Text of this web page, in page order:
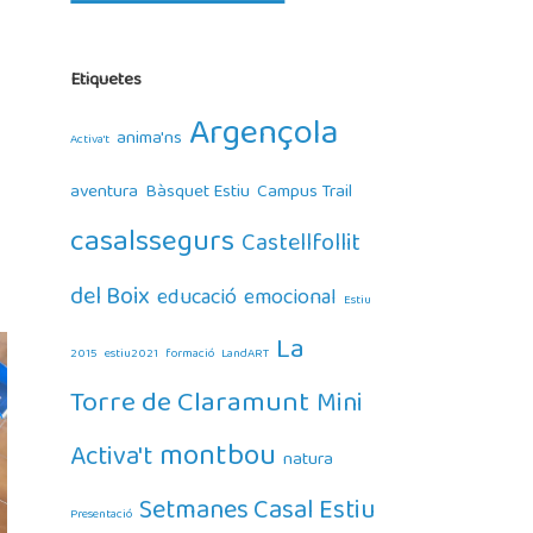
Etiquetes
Activa't anima'ns Argençola
aventura Bàsquet Estiu Campus Trail
casalssegursCastellfollit
del Boixeducacióemocional Estiu
2015 estiu2021 formació LandART La
Torre de ClaramuntMini
Activa'tmontbou natura
Presentació Setmanes Casal Estiu